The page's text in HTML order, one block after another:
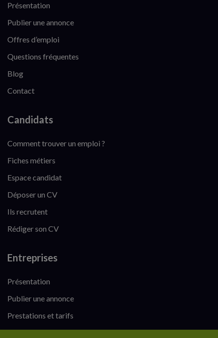
Présentation
Publier une annonce
Offres d’emploi
Questions fréquentes
Blog
Contact
Candidats
Comment trouver un emploi ?
Fiches métiers
Espace candidat
Déposer un CV
Ils recrutent
Rédiger son CV
Entreprises
Présentation
Publier une annonce
Prestations et tarifs